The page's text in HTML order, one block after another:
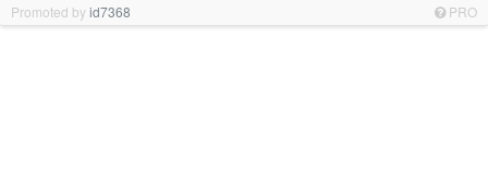
Promoted byid7368 PRO